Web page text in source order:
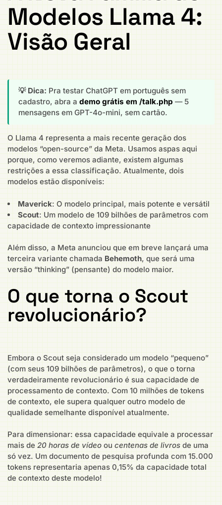
Modelos Llama 4:
Visão Geral
💡 Dica: Pra testar ChatGPT em português sem
cadastro, abra ademo grátis em /talk.php — 5
mensagens em GPT-4o-mini, sem cartão.
O Llama 4 representa a mais recente geração dos
modelos “open-source” da Meta. Usamos aspas aqui
porque, como veremos adiante, existem algumas
restrições a essa classificação. Atualmente, dois
modelos estão disponíveis:
Maverick: O modelo principal, mais potente e versátil
Scout: Um modelo de 109 bilhões de parâmetros com
capacidade de contexto impressionante
Além disso, a Meta anunciou que em breve lançará uma
terceira variante chamada Behemoth, que será uma
versão “thinking” (pensante) do modelo maior.
O que torna o Scout
revolucionário?
Embora o Scout seja considerado um modelo “pequeno”
(com seus 109 bilhões de parâmetros), o que o torna
verdadeiramente revolucionário é sua capacidade de
processamento de contexto. Com 10 milhões de tokens
de contexto, ele supera qualquer outro modelo de
qualidade semelhante disponível atualmente.
Para dimensionar: essa capacidade equivale a processar
mais de 20 horas de vídeo ou centenas de livros de uma
só vez. Um documento de pesquisa profunda com 15.000
tokens representaria apenas 0,15% da capacidade total
de contexto deste modelo!